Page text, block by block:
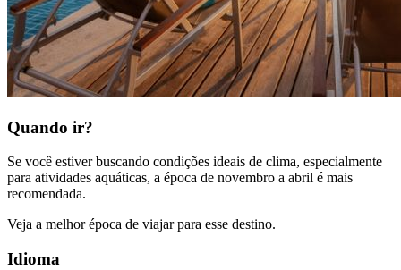
Quando ir?
Se você estiver buscando condições ideais de clima, especialmente
para atividades aquáticas, a época de novembro a abril é mais
recomendada.
Veja a melhor época de viajar para esse destino.
Idioma